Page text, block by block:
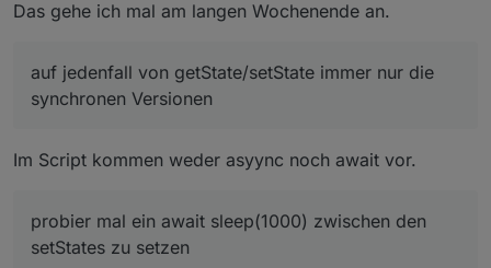
function BearbeiteStartSignal(SqBoxNr) {
    if(parScharfGeschaltet) {
if(getState(MySqueezeBoxIds[SqBoxNr]
Log(true,
            switch(Art) {
                case artFAVORITE:
Spiel =
Das gehe ich mal am langen Wochenende an.
auf jedenfall von getState/setState immer nur die
synchronen Versionen
Im Script kommen weder asyync noch await vor.
probier mal ein await sleep(1000) zwischen den
setStates zu setzen